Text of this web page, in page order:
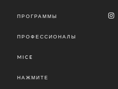
ПРОГРАММЫ
ПРОФЕССИОНАЛЫ
MICE
НАЖМИТЕ